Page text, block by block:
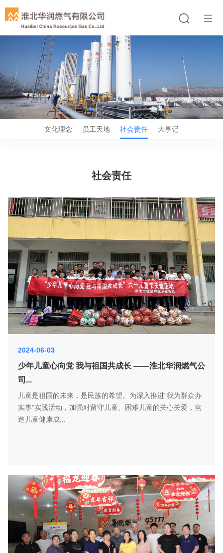
文化理念 员工天地 社会责任 大事记
社会责任
2024-06-03
少年儿童心向党 我与祖国共成长 ——淮北华润燃气公
司...
儿童是祖国的未来，是民族的希望。为深入推进“我为群众办
实事”实践活动，加强对留守儿童、困难儿童的关心关爱，营
造儿童健康成...